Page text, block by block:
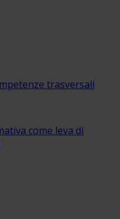
trasversali
come leva di